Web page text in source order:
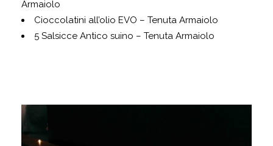
Armaiolo
Cioccolatini all’olio EVO – Tenuta Armaiolo
5 Salsicce Antico suino – Tenuta Armaiolo